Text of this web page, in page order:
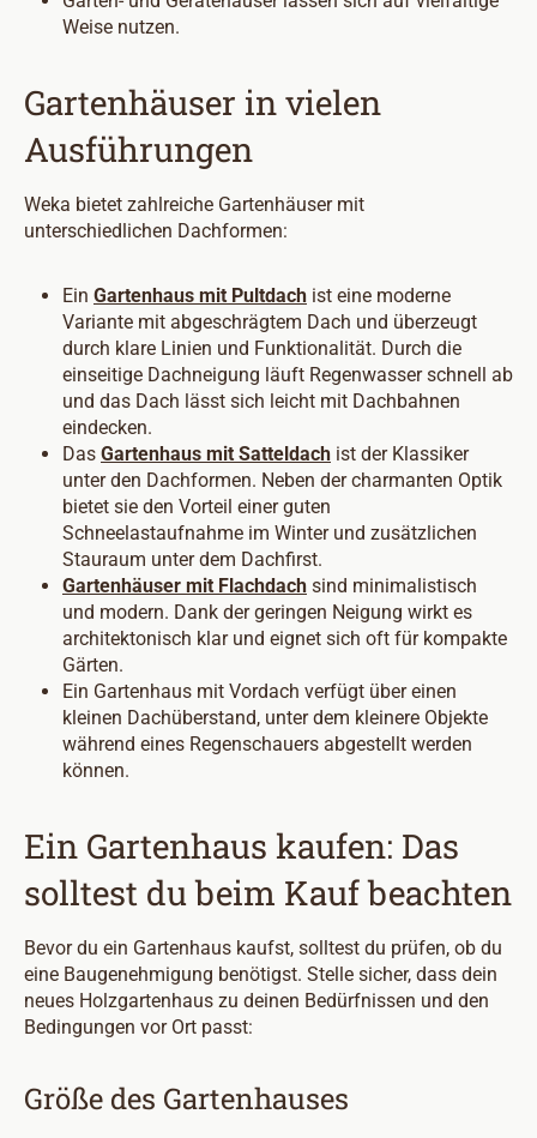
Weise nutzen.
Gartenhäuser in vielen
Ausführungen
Weka bietet zahlreiche Gartenhäuser mit
unterschiedlichen Dachformen:
Ein Gartenhaus mit Pultdach ist eine moderne
Variante mit abgeschrägtem Dach und überzeugt
durch klare Linien und Funktionalität. Durch die
einseitige Dachneigung läuft Regenwasser schnell ab
und das Dach lässt sich leicht mit Dachbahnen
eindecken.
Das Gartenhaus mit Satteldach ist der Klassiker
unter den Dachformen. Neben der charmanten Optik
bietet sie den Vorteil einer guten
Schneelastaufnahme im Winter und zusätzlichen
Stauraum unter dem Dachfirst.
Gartenhäuser mit Flachdach sind minimalistisch
und modern. Dank der geringen Neigung wirkt es
architektonisch klar und eignet sich oft für kompakte
Gärten.
Ein Gartenhaus mit Vordach verfügt über einen
kleinen Dachüberstand, unter dem kleinere Objekte
während eines Regenschauers abgestellt werden
können.
Ein Gartenhaus kaufen: Das
solltest du beim Kauf beachten
Bevor du ein Gartenhaus kaufst, solltest du prüfen, ob du
eine Baugenehmigung benötigst. Stelle sicher, dass dein
neues Holzgartenhaus zu deinen Bedürfnissen und den
Bedingungen vor Ort passt:
Größe des Gartenhauses